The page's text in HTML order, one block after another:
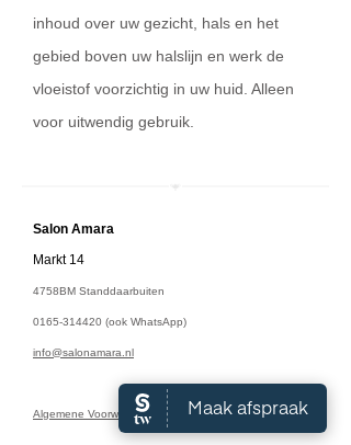
inhoud over uw gezicht, hals en het
gebied boven uw halslijn en werk de
vloeistof voorzichtig in uw huid. Alleen
voor uitwendig gebruik.
Salon Amara
Markt 14
4758BM Standdaarbuiten
0165-314420 (ook WhatsApp)
info@salonamara.nl
Algemene Voorwaarden